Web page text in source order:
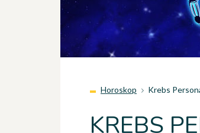
Horoskop Krebs
KREBS